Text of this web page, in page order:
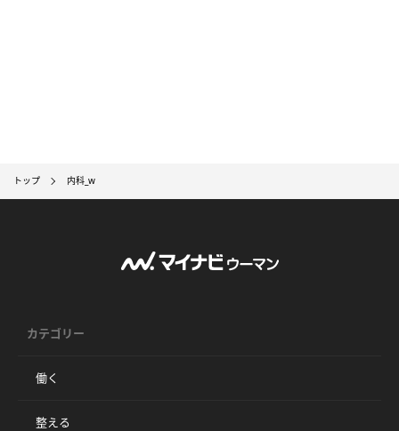
トップ 内科_w
カテゴリー
働く
整える